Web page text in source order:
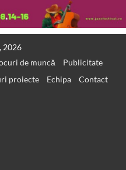
2026
de muncă
Publicitate
proiecte Echipa Contact